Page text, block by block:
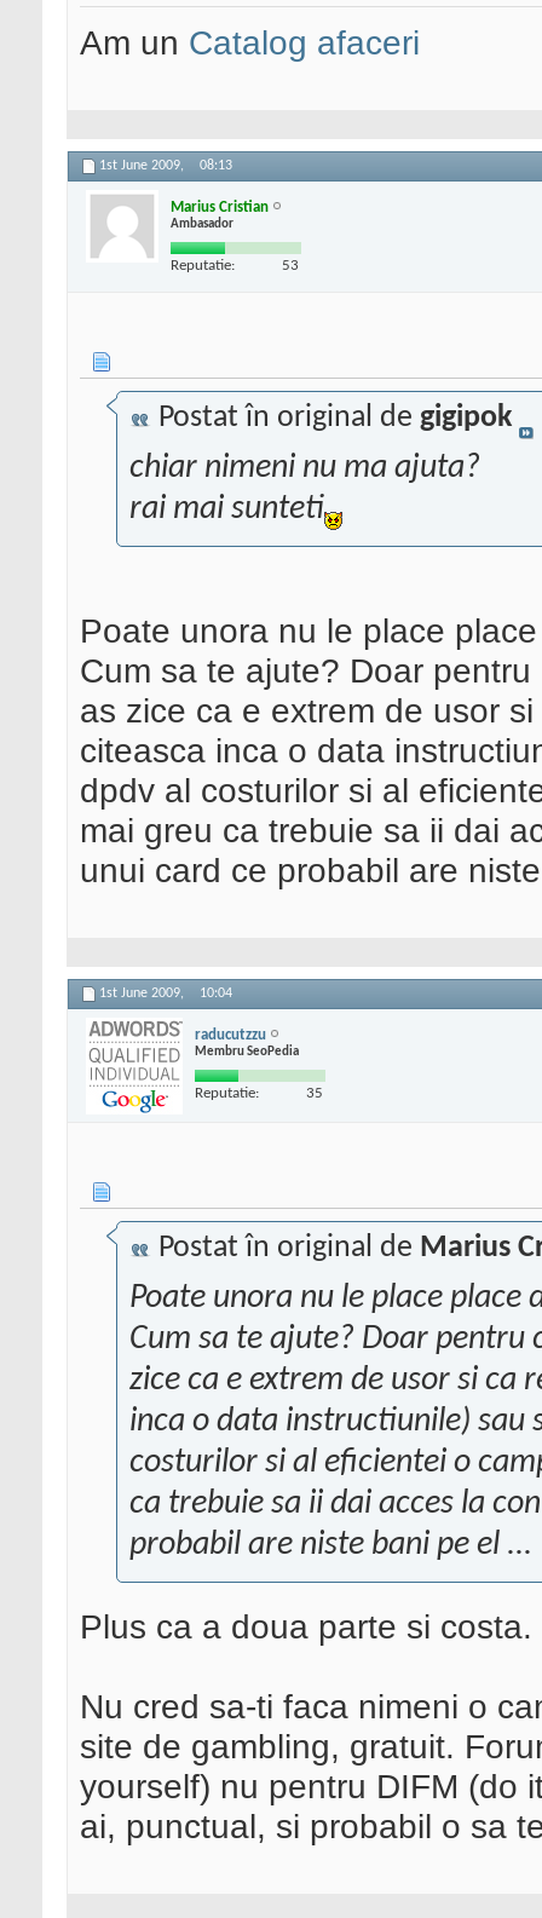
Am un Catalog afaceri
1st June 2009, 08:13
Marius Cristian
Ambasador
Reputatie: 53
Postat în original de gigipok
chiar nimeni nu ma ajuta?
rai mai sunteti
Poate unora nu le place
Cum sa te ajute? Doar
as zice ca e extrem de usor
citeasca inca o data
dpdv al costurilor si al
mai greu ca trebuie sa ii dai
unui card ce probabil are
1st June 2009, 10:04
raducutzzu
Membru SeoPedia
Reputatie: 35
Postat în original de Marius
Poate unora nu le place place
Cum sa te ajute? Doar pentru
zice ca e extrem de usor si ca
inca o data instructiunile) sau
costurilor si al eficientei o
ca trebuie sa ii dai acces la
probabil are niste bani pe el ...
Plus ca a doua parte si costa.
Nu cred sa-ti faca nimeni o
site de gambling, gratuit.
yourself) nu pentru DIFM (do
ai, punctual, si probabil o sa